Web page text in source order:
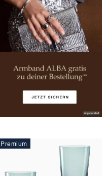
Premium